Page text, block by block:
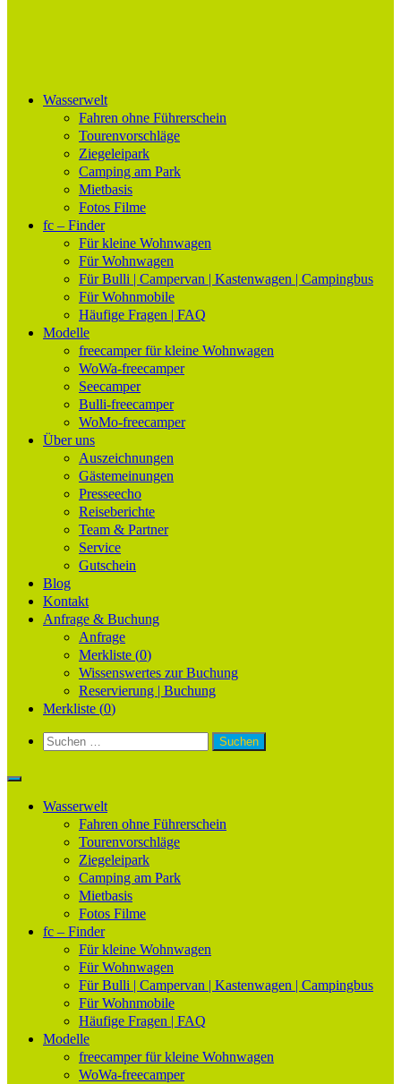
freecamper
Bootsurlaub im eigenen Wohnmobil oder Wohnwagen
Wasserwelt
Fahren ohne Führerschein
Tourenvorschläge
Ziegeleipark
Camping am Park
Mietbasis
Fotos Filme
fc – Finder
Für kleine Wohnwagen
Für Wohnwagen
Für Bulli | Campervan | Kastenwagen | Campingbus
Für Wohnmobile
Häufige Fragen | FAQ
Modelle
freecamper für kleine Wohnwagen
WoWa-freecamper
Seecamper
Bulli-freecamper
WoMo-freecamper
Über uns
Auszeichnungen
Gästemeinungen
Presseecho
Reiseberichte
Team & Partner
Service
Gutschein
Blog
Kontakt
Anfrage & Buchung
Anfrage
Merkliste (0)
Wissenswertes zur Buchung
Reservierung | Buchung
Merkliste (0)
Suchen
Wasserwelt
Fahren ohne Führerschein
Tourenvorschläge
Ziegeleipark
Camping am Park
Mietbasis
Fotos Filme
fc – Finder
Für kleine Wohnwagen
Für Wohnwagen
Für Bulli | Campervan | Kastenwagen | Campingbus
Für Wohnmobile
Häufige Fragen | FAQ
Modelle
freecamper für kleine Wohnwagen
WoWa-freecamper